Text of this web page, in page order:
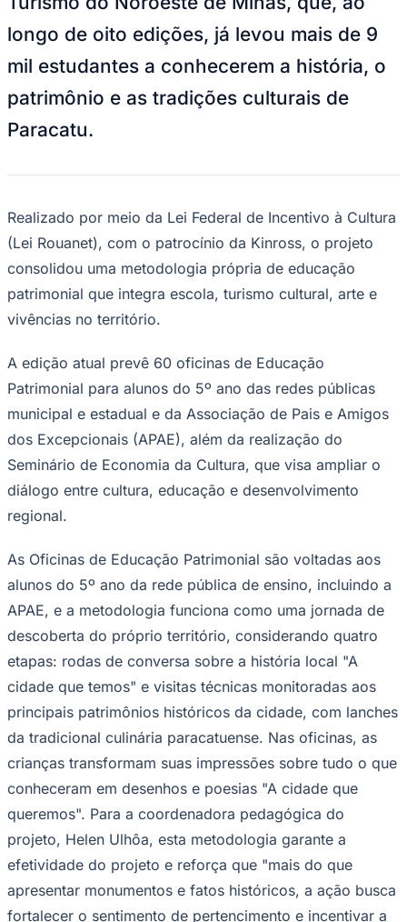
Ceará
Goiás
Transformar a cidade em uma grande sala
de aula é a proposta do projeto CUTUCAR
– Cultura e Turismo no Caminho Real:
GUIASTUR – Associação de Guias de
Turismo do Noroeste de Minas, que, ao
longo de oito edições, já levou mais de 9
mil estudantes a conhecerem a história, o
patrimônio e as tradições culturais de
Paracatu.
Realizado por meio da Lei Federal de Incentivo à Cultura
(Lei Rouanet), com o patrocínio da Kinross, o projeto
consolidou uma metodologia própria de educação
patrimonial que integra escola, turismo cultural, arte e
vivências no território.
A edição atual prevê 60 oficinas de Educação
Patrimonial para alunos do 5º ano das redes públicas
municipal e estadual e da Associação de Pais e Amigos
dos Excepcionais (APAE), além da realização do
Seminário de Economia da Cultura, que visa ampliar o
diálogo entre cultura, educação e desenvolvimento
regional.